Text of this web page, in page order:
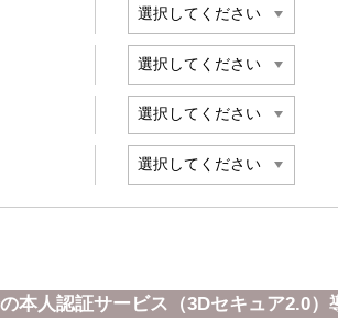
本人認証サービス（3Dセキュア2.0）